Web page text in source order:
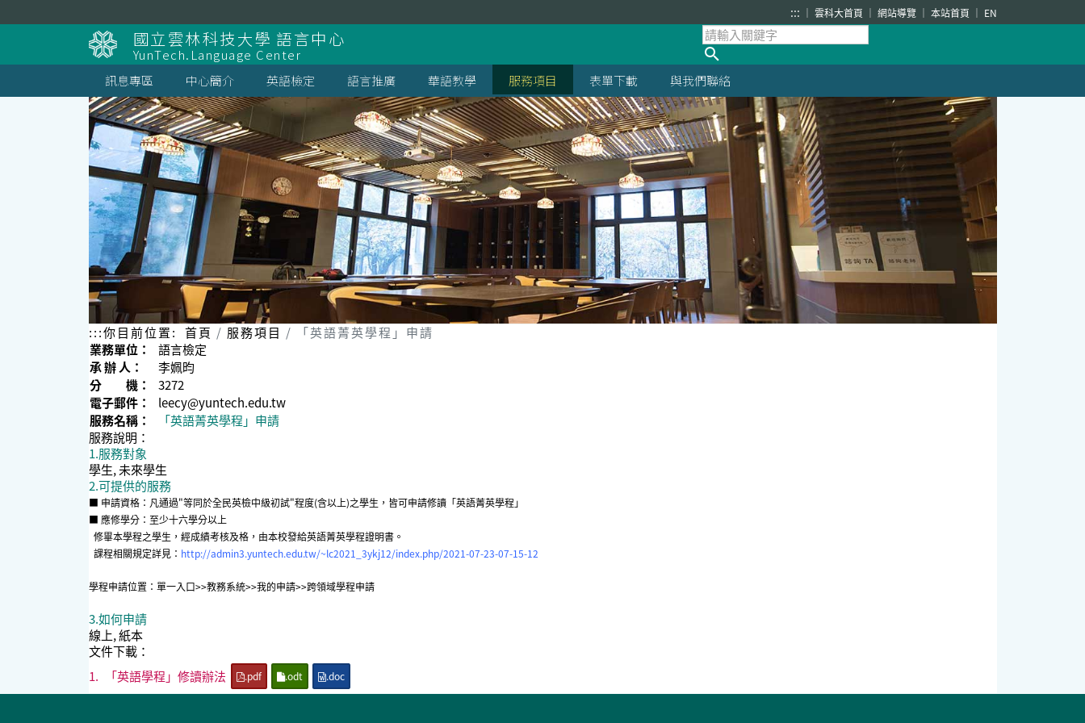
到
::: 雲科大首頁 網站導覽 本站首頁 EN
國立雲林科技大學 語言中心
YunTech.Language Center
訊息專區
中心簡介 英語檢定 語言推廣 華語教學 服務項目 表單下載 與我們聯絡
:::你目前位置: 首頁 服務項目
「英語菁英學程」申請
業務單位：
語言檢定
承 辦 人：
李姵昀
分 機：
3272
電子郵件：
leecy@yuntech.edu.tw
服務名稱：
「英語菁英學程」申請
服務說明：
1.服務對象
學生, 未來學生
2.可提供的服務
■ 申請資格：凡通過"等同於全民英檢中級初試"程度(含以上)之學生，皆可申請修讀「英語菁英學程」
■ 應修學分：至少十六學分以上
修畢本學程之學生，經成績考核及格，由本校發給英語菁英學程證明書。
課程相關規定詳見： http://admin3.yuntech.edu.tw/~lc2021_3ykj12/index.php/2021-07-23-07-15-12
學程申請位置：單一入口>>教務系統>>我的申請>>跨領域學程申請
3.如何申請
線上, 紙本
文件下載：
1.
「英語學程」修讀辦法 .pdf .odt .doc